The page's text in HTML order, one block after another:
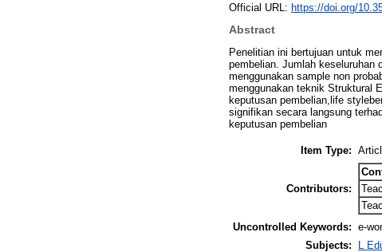
Official URL: https://doi.org/
Abstract
Penelitian ini bertujuan untuk
pembelian. Jumlah keseluruhan
menggunakan sample non
menggunakan teknik Struktural
keputusan pembelian,life
signifikan secara langsung
keputusan pembelian
Item Type:
Contributors:
Uncontrolled Keywords: e-
Subjects:
L